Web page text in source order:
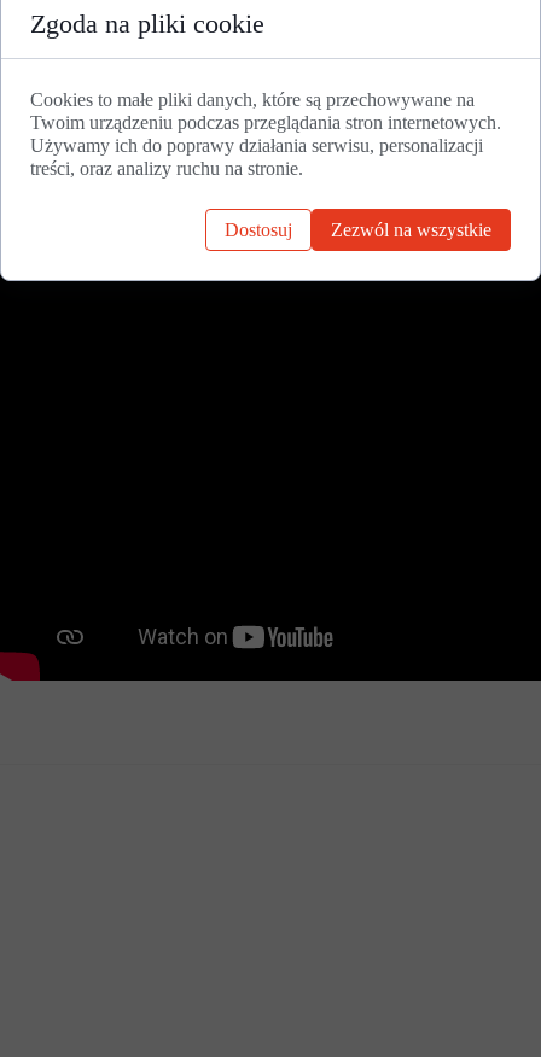
„Tajemnice Trzech Stuleci”, książce o
pałacu w Zdziechowie i pierwszej edycji
Zakrzewo Palace Festival - 15 września
2022 r.
Zgoda na pliki cookie
Cookies to małe pliki danych, które są przechowywane na
Twoim urządzeniu podczas przeglądania stron internetowych.
Używamy ich do poprawy działania serwisu, personalizacji
treści, oraz analizy ruchu na stronie.
Dostosuj Zezwól na wszystkie